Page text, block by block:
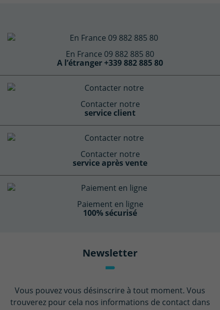
En France 09 882 885 80
A l’étranger +339 882 885 80
Contacter notre
service client
Contacter notre
service après vente
Paiement en ligne
100% sécurisé
Newsletter
Vous pouvez vous désinscrire à tout moment. Vous
trouverez pour cela nos informations de contact dans